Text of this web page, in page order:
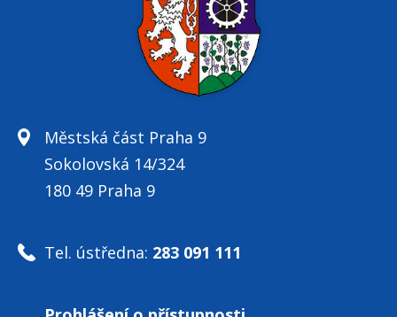
Městská část Praha 9
Sokolovská 14/324
180 49 Praha 9
Tel. ústředna: 283 091 111